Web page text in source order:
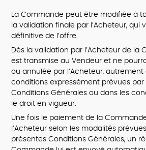
La Commande peut être modifiée à
la validation finale par l’Acheteur, qui
définitive de l’offre.
Dès la validation par l’Acheteur de la
est transmise au Vendeur et ne
ou annulée par l’Acheteur, autrement
conditions expressément prévues par
Conditions Générales ou dans les
le droit en vigueur.
Une fois le paiement de la
l’Acheteur selon les modalités
présentes Conditions Générales, un